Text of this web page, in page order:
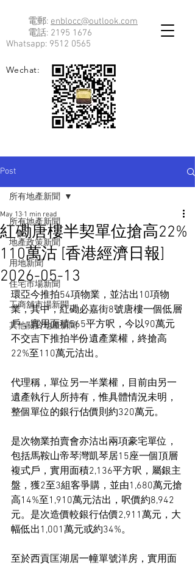
電郵: enblocc@outlook.com
電話: 2195 1676
Whatsapp: 9512 0565
Wechat:
Post
所有地產新聞
地產政策新聞
用地新聞
住宅市場新聞
工商舖市場新聞
其他關於地產新聞
所有地產新聞
紅磡唐樓半契單位搶高22%
110萬沽 [香港經濟日報]
2026-05-13
May 13 1 min read
環亞今推拍54項物業，並沽出10項物
業，其中，紅磡必嘉街8號唐樓一個低層
戶，實用面積565平方呎，今以90萬元
不交吉下推拍半份遺產業權，終搶高
22%至110萬元沽出。
代理稱，單位另一半業權，目前由另一
遺產執行人所持有，惟具體情況未明，
整個單位的銀行估價則約320萬元。
是次物業拍賣會亦沽出兩項豪宅單位，
包括馬鞍山帝琴灣凱琴居15座一個頂層
複式戶，實用面積2,136平方呎，屬銀主
盤，獲2至3組客爭購，並由1,680萬元搶
高14%至1,910萬元沽出，呎價約8,942
元。是次造價較銀行估價2,911萬元，大
幅低出1,001萬元或約34%。
至於西貢匡湖居一幢單號洋房，實用面